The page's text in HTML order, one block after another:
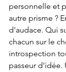
personnelle et
autre prisme ?
d'audace. Qui
chacun sur le
introspection
passeur d'idée.